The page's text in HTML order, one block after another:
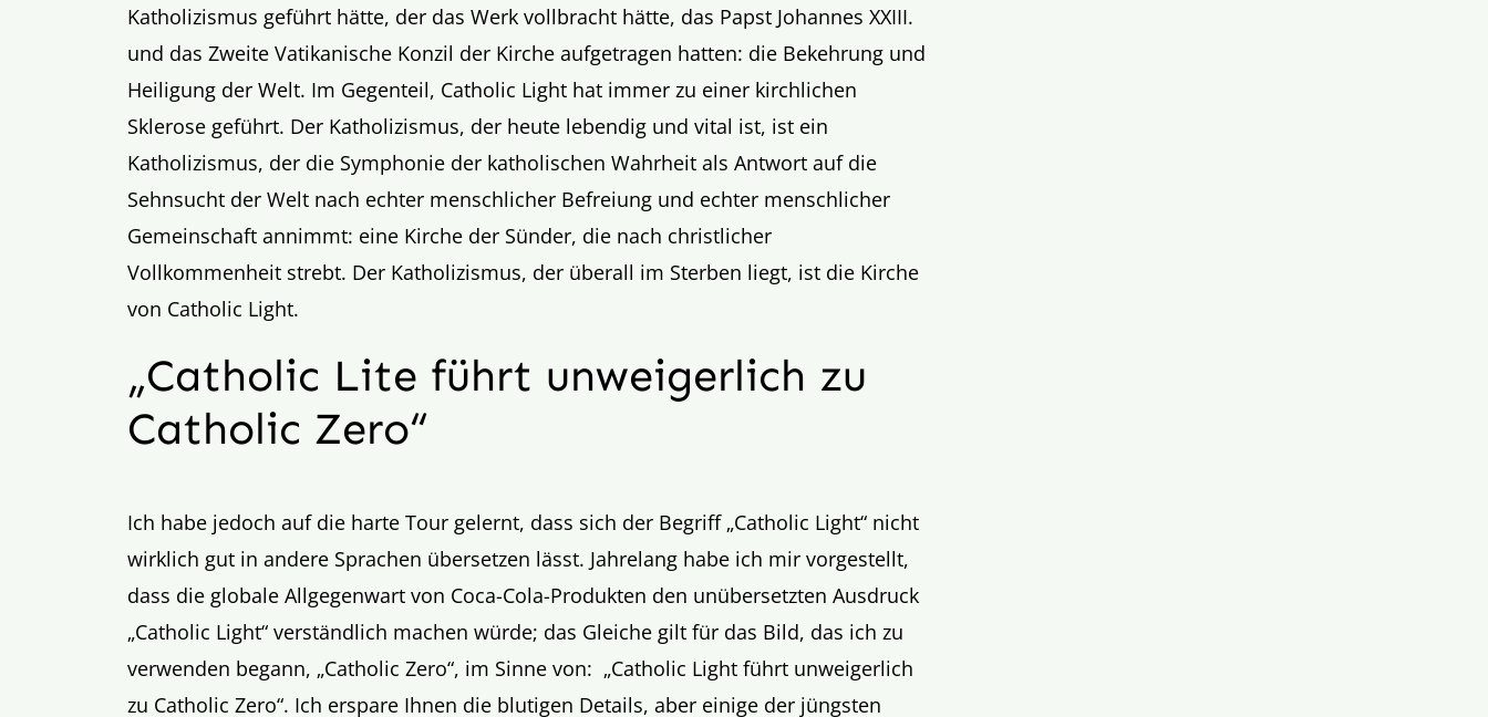
Katholizismus geführt hätte, der das Werk vollbracht hätte, das Papst Johannes XXIII.
und das Zweite Vatikanische Konzil der Kirche aufgetragen hatten: die Bekehrung und
Heiligung der Welt. Im Gegenteil, Catholic Light hat immer zu einer kirchlichen
Sklerose geführt. Der Katholizismus, der heute lebendig und vital ist, ist ein
Katholizismus, der die Symphonie der katholischen Wahrheit als Antwort auf die
Sehnsucht der Welt nach echter menschlicher Befreiung und echter menschlicher
Gemeinschaft annimmt: eine Kirche der Sünder, die nach christlicher
Vollkommenheit strebt. Der Katholizismus, der überall im Sterben liegt, ist die Kirche
von Catholic Light.
„Catholic Lite führt unweigerlich zu
Catholic Zero“
Ich habe jedoch auf die harte Tour gelernt, dass sich der Begriff „Catholic Light“ nicht
wirklich gut in andere Sprachen übersetzen lässt. Jahrelang habe ich mir vorgestellt,
dass die globale Allgegenwart von Coca-Cola-Produkten den unübersetzten Ausdruck
„Catholic Light“ verständlich machen würde; das Gleiche gilt für das Bild, das ich zu
verwenden begann, „Catholic Zero“, im Sinne von: „Catholic Light führt unweigerlich
zu Catholic Zero“. Ich erspare Ihnen die blutigen Details, aber einige der jüngsten